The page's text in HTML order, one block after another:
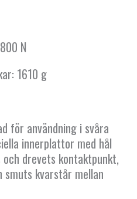
N
1610 g
för användning i svåra
innerplattor med hål
drevets kontaktpunkt,
kvarstår mellan